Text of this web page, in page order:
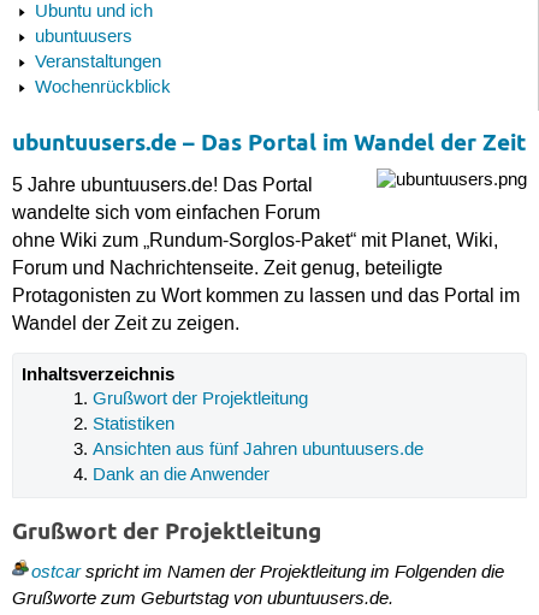
Ubuntu und ich
ubuntuusers
Veranstaltungen
Wochenrückblick
ubuntuusers.de – Das Portal im Wandel der Zeit
5 Jahre ubuntuusers.de! Das Portal
wandelte sich vom einfachen Forum
ohne Wiki zum „Rundum-Sorglos-Paket“ mit Planet, Wiki,
Forum und Nachrichtenseite. Zeit genug, beteiligte
Protagonisten zu Wort kommen zu lassen und das Portal im
Wandel der Zeit zu zeigen.
Inhaltsverzeichnis
Grußwort der Projektleitung
Statistiken
Ansichten aus fünf Jahren ubuntuusers.de
Dank an die Anwender
Grußwort der Projektleitung
ostcarspricht im Namen der Projektleitung im Folgenden die
Grußworte zum Geburtstag von ubuntuusers.de.